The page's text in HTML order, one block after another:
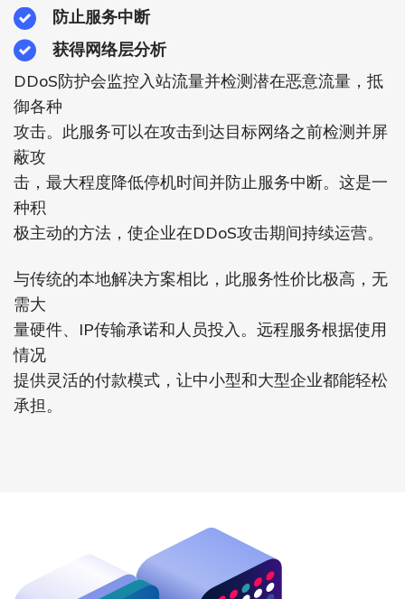
防止服务中断
获得网络层分析
DDoS防护会监控入站流量并检测潜在恶意流量，抵
御各种
攻击。此服务可以在攻击到达目标网络之前检测并屏
蔽攻
击，最大程度降低停机时间并防止服务中断。这是一
种积
极主动的方法，使企业在DDoS攻击期间持续运营。
与传统的本地解决方案相比，此服务性价比极高，无
需大
量硬件、IP传输承诺和人员投入。远程服务根据使用
情况
提供灵活的付款模式，让中小型和大型企业都能轻松
承担。